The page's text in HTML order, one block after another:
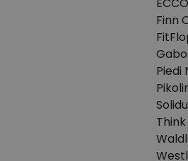
Finn
Piedi
Think